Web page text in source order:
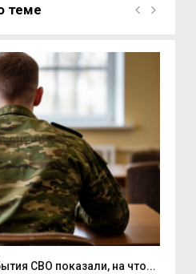
теме
СВО показали, на что...